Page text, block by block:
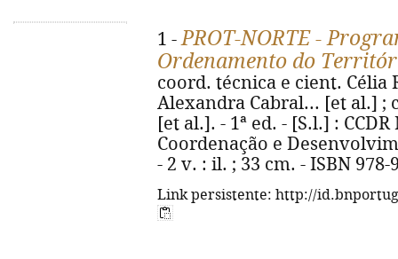
1 -PROT-NORTE -
Ordenamento do
coord. técnica e cient. Célia
Alexandra Cabral... [et al.] ;
[et al.]. - 1ª ed. - [S.l.] :
Coordenação e
- 2 v. : il. ; 33 cm. - ISBN 978-
Link persistente: http://